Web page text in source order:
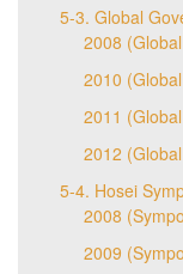
5-3. Global
2008
2010
2011
2012
5-4. Hosei
2008
2009